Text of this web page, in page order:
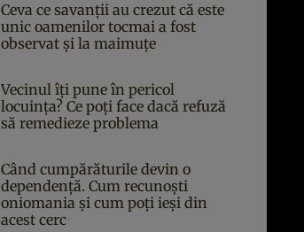
Ceva ce savanții au crezut că este
unic oamenilor tocmai a fost
observat și la maimuțe
Vecinul îți pune în pericol
locuința? Ce poți face dacă refuză
să remedieze problema
Când cumpărăturile devin o
dependență. Cum recunoști
oniomania și cum poți ieși din
acest cerc